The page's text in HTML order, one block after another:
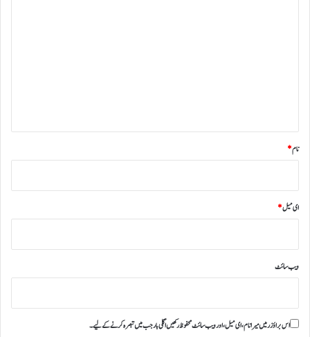
نام*
ای میل*
ویب‌ سائٹ
اس براؤزر میں میرا نام، ای میل، اور ویب سائٹ محفوظ رکھیں اگلی بار جب میں تبصرہ کرنے کےلیے۔